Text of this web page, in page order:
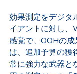
効果測定をデジタ
イアントに対し、
感覚で、OOHの
は、追加予算の獲
常に強力な武器と